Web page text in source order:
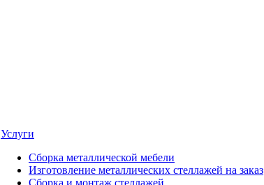
Услуги
Сборка металлической мебели
Изготовление металлических стеллажей на заказ
Сборка и монтаж стеллажей